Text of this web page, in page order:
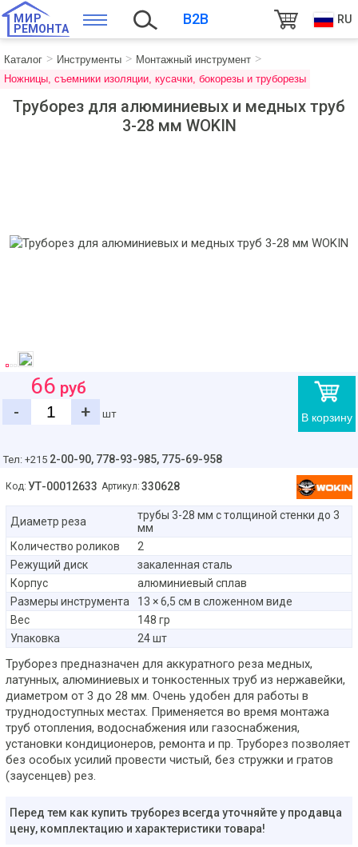
МИР
РЕМОНТА
B2B RU
Каталог Инструменты
Монтажный инструмент
Ножницы, съемники изоляции, кусачки, бокорезы и труборезы
Труборез для алюминиевых и медных труб
3-28 мм WOKIN
В корзину
66 руб
-
+ шт
Тел: +215 2-00-90, 778-93-985, 775-69-958
Код: УТ-00012633 Артикул: 330628
Диаметр реза
трубы 3-28 мм с толщиной стенки до 3
мм
Количество роликов
2
Режущий диск
закаленная сталь
Корпус
алюминиевый сплав
Размеры инструмента
13 × 6,5 см в сложенном виде
Вес
148 гр
Упаковка
24 шт
Труборез предназначен для аккуратного реза медных,
латунных, алюминиевых и тонкостенных труб из нержавейки,
диаметром от 3 до 28 мм. Очень удобен для работы в
труднодоступных местах. Применяется во время монтажа
труб отопления, водоснабжения или газоснабжения,
установки кондиционеров, ремонта и пр. Труборез позволяет
без особых усилий провести чистый, без стружки и гратов
(заусенцев) рез.
Перед тем как купить труборез всегда уточняйте у продавца
цену, комплектацию и характеристики товара!